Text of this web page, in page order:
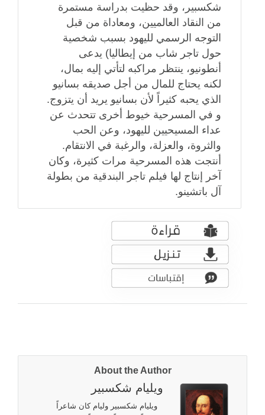
شكسبير، وقد حظيت بدراسة مستمرة
من النقاد العالميين، ومعاداة من قبل
التوجه الرسمي لليهود بسبب شخصية
حول تاجر شاب من إيطاليا) يدعى
أنطونيو، ينتظر مراكبه لتأتي إليه بمال،
لكنه يحتاج للمال من أجل صديقه بسانيو
الذي يحبه كثيراً لأن بسانيو يريد أن يتزوج.
و في المسرحية خيوط أخرى تتحدث عن
عداء المسيحيين لليهود، وعن الحب
والثروة، والعزلة، والرغبة في الانتقام.
أنتجت هذه المسرحية مرات كثيرة، وكان
آخر إنتاج لها فيلم تاجر البندقية من بطولة
آل باتشينو.
About the Author
ويليام شكسبير
ويليام شكسبير وليام كان شاعراً